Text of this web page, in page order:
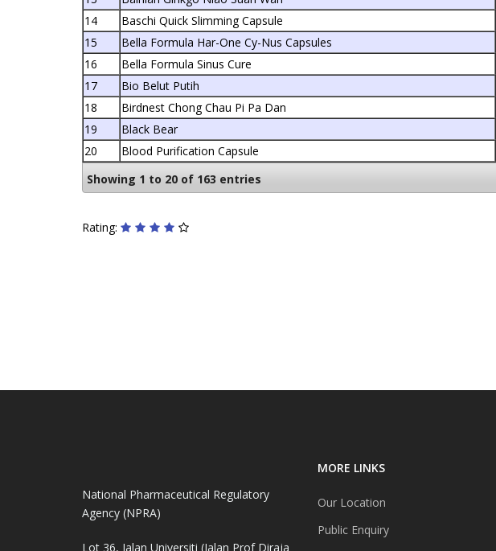
14
Baschi Quick Slimming Capsule
15
Bella Formula Har-One Cy-Nus Capsules
16
Bella Formula Sinus Cure
17
Bio Belut Putih
18
Birdnest Chong Chau Pi Pa Dan
19
Black Bear
20
Blood Purification Capsule
Showing 1 to 20 of 163 entries
Rating:
National Pharmaceutical Regulatory
Agency (NPRA)
Lot 36, Jalan Universiti (Jalan Prof Diraja
MORE LINKS
Our Location
Public Enquiry